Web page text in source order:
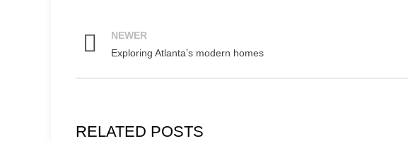
NEWER
Exploring Atlanta’s modern homes
RELATED POSTS